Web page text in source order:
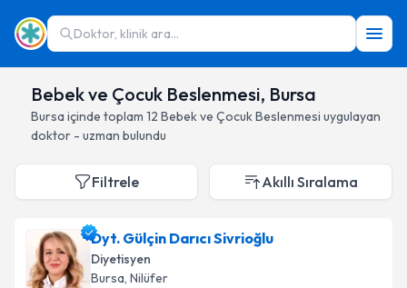
Doktor, klinik ara...
Bebek ve Çocuk Beslenmesi, Bursa
Bursa içinde toplam 12 Bebek ve Çocuk Beslenmesi uygulayan
doktor - uzman bulundu
Filtrele Akıllı Sıralama
Dyt. Gülçin Darıcı Sivrioğlu
Diyetisyen
Bursa, Nilüfer